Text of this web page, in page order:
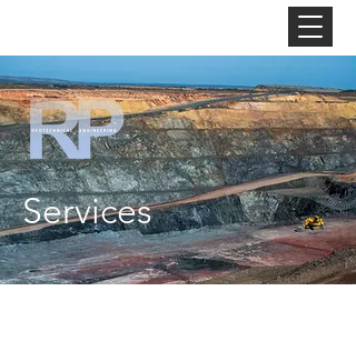
Services